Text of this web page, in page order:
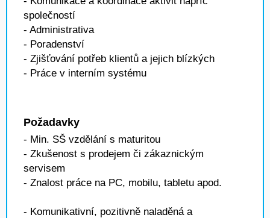
společností
- Administrativa
- Poradenství
- Zjišťování potřeb klientů a jejich blízkých
- Práce v interním systému
Požadavky
- Min. SŠ vzdělání s maturitou
- Zkušenost s prodejem či zákaznickým
servisem
- Znalost práce na PC, mobilu, tabletu apod.
- Komunikativní, pozitivně naladěná a